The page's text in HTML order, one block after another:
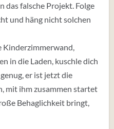
das falsche Projekt. Folge
und häng nicht solchen
Kinderzimmerwand,
in die Laden, kuschle dich
er ist jetzt die
mit ihm zusammen startet
Behaglichkeit bringt,